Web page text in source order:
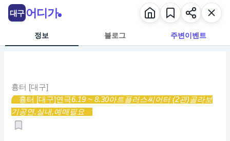
정보 블로그 주변이벤트
흉터 [대구]
흉터 [대구]연극6.19 ~ 8.30아트플러스씨어터 (2관)골라보
기공연,실내,예매필요
대구 어디가